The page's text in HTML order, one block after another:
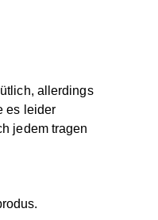
allerdings
es leider
jedem tragen